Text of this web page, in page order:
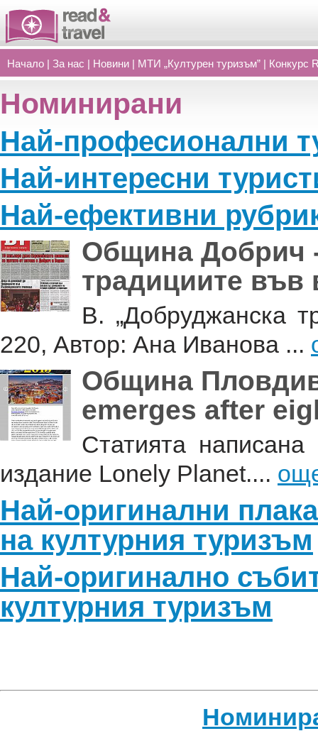
Начало | За нас | Новини | МТИ „Културен туризъм” | Конкурс
Номинирани
Най-професионални
Най-интересни
Най-ефективни
Община Добрич
традициите във
В. „Добруджанска
220, Автор: Ана Иванова ...
Община
emerges after
Статията
издание Lonely Planet....
Най-оригинални
на културния туризъм
Най-оригинално
културния туризъм